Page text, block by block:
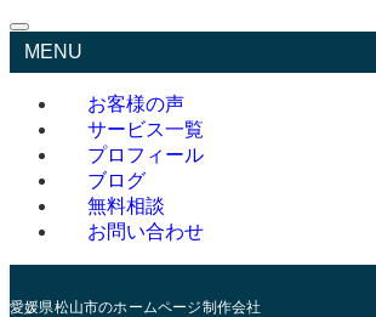
MENU
お客様の声
サービス一覧
プロフィール
ブログ
無料相談
お問い合わせ
愛媛県松山市のホームページ制作会社